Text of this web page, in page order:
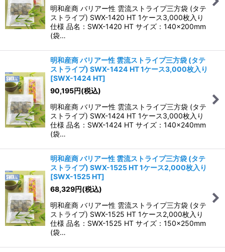
明和産商 バリアー性 雲流ストライプ三方袋 (タテ
ストライプ) SWX-1420 HT 1ケース3,000枚入り
仕様 品名：SWX-1420 HT サイズ：140×200mm
(袋…
明和産商 バリアー性 雲流ストライプ三方袋 (タテ
ストライプ) SWX-1424 HT 1ケース3,000枚入り
[SWX-1424 HT]
90,195円(税込)
明和産商 バリアー性 雲流ストライプ三方袋 (タテ
ストライプ) SWX-1424 HT 1ケース3,000枚入り
仕様 品名：SWX-1424 HT サイズ：140×240mm
(袋…
明和産商 バリアー性 雲流ストライプ三方袋 (タテ
ストライプ) SWX-1525 HT 1ケース2,000枚入り
[SWX-1525 HT]
68,329円(税込)
明和産商 バリアー性 雲流ストライプ三方袋 (タテ
ストライプ) SWX-1525 HT 1ケース2,000枚入り
仕様 品名：SWX-1525 HT サイズ：150×250mm
(袋…